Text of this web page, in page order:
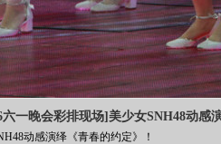
六一晚会彩排现场]美少女SNH48动感
动感演绎《青春的约定》！